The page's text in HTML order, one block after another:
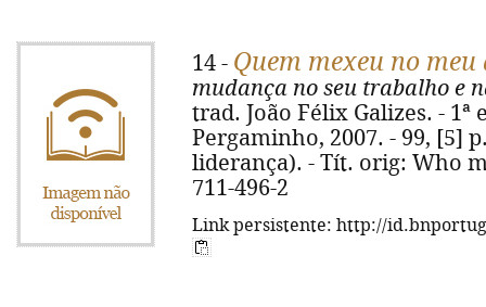
14 - Quem mexeu no meu
mudança no seu trabalho e
trad. João Félix Galizes. - 1ª
Pergaminho, 2007. - 99, [5]
liderança). - Tít. orig: Who
711-496-2
Link persistente: http://